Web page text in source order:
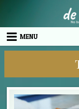
MENU